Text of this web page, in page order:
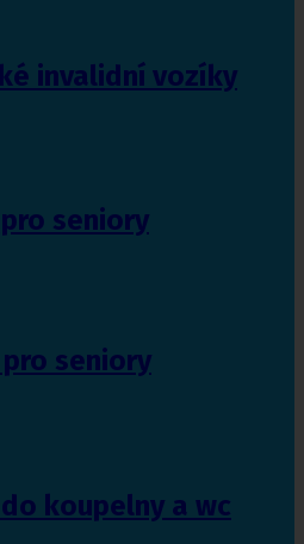
invalidní vozíky
seniory
seniory
koupelny a wc